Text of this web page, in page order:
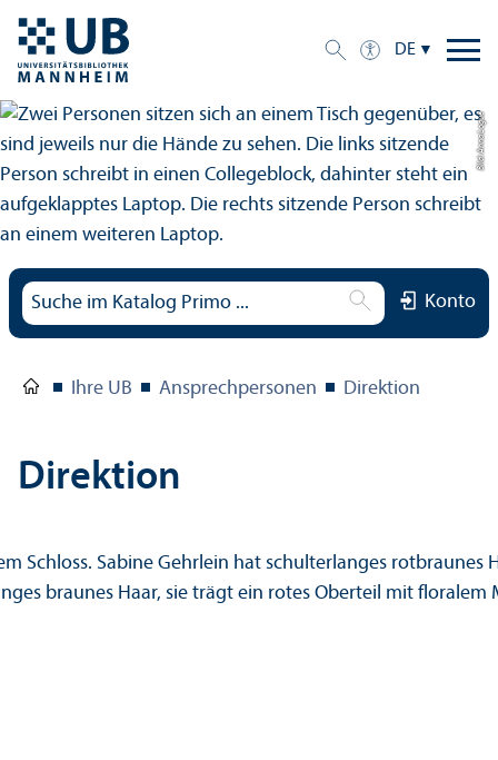
DE
Bild: Anna Logue
Konto
Ihre UB Ansprechpersonen Direktion
Direktion